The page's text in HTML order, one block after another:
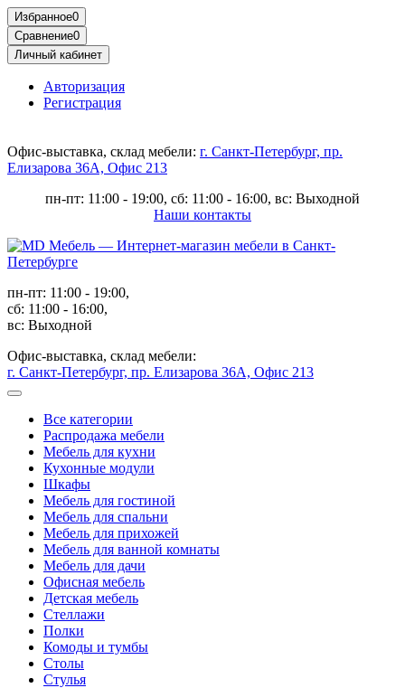
Избранное0
Сравнение0
Личный кабинет
Авторизация
Регистрация
Офис-выставка, склад мебели: г. Санкт-Петербург, пр.
Елизарова 36А, Офис 213
пн-пт: 11:00 - 19:00, сб: 11:00 - 16:00, вс: Выходной
Наши контакты
пн-пт: 11:00 - 19:00,
сб: 11:00 - 16:00,
вс: Выходной
Офис-выставка, склад мебели:
г. Санкт-Петербург, пр. Елизарова 36А, Офис 213
Все категории
Распродажа мебели
Мебель для кухни
Кухонные модули
Шкафы
Мебель для гостиной
Мебель для спальни
Мебель для прихожей
Мебель для ванной комнаты
Мебель для дачи
Офисная мебель
Детская мебель
Стеллажи
Полки
Комоды и тумбы
Столы
Стулья